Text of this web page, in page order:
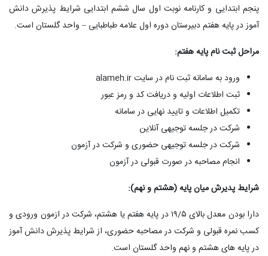
پنجم ابتدایی و کارنامه نوبت اول سال ششم ابتدایی شرایط پذیرش دانش
آموز در پایه هفتم دبیرستان دوره اول علامه طباطبایی – واحد گلستان است.
مراحل ثبت نام پایه هفتم:
ورود به سامانه ثبت نام در سایت alameh.ir
ثبت اطلاعات اولیه و دریافت کد و رمز عبور
تکمیل اطلاعات و تایید نهایی در سامانه
شرکت در جلسه توجیهی آنلاین
شرکت در جلسه توجیهی حضوری و شرکت در آزمون
انجام مصاحبه در صورت قبولی در آزمون
شرایط پدیرش میان پایه (هشتم و نهم):
دارا بودن معدل بالای ۱۹/۵ در پایه هفتم یا هشتم، شرکت در ازمون ورودی و
کسب نمره قبولی و شرکت در مصاحبه حضوری، از شرایط پذیرش دانش آموز
در پایه های هشتم و نهم واحد گلستان است.